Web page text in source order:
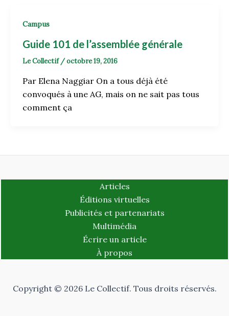
Campus
Guide 101 de l’assemblée générale
Le Collectif /octobre 19, 2016
Par Elena Naggiar On a tous déjà été
convoqués à une AG, mais on ne sait pas tous
comment ça
Articles
Éditions virtuelles
Publicités et partenariats
Multimédia
Écrire un article
À propos
Copyright © 2026 Le Collectif. Tous droits réservés.